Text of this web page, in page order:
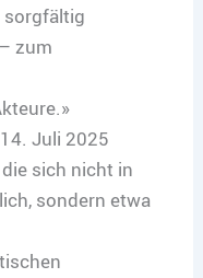
sorgfältig
zum
Juli 2025
sich nicht in
sondern etwa